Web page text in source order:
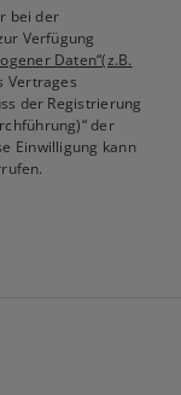
bei der
Verfügung
Daten“(z.B.
Vertrages
der Registrierung
der
Einwilligung kann